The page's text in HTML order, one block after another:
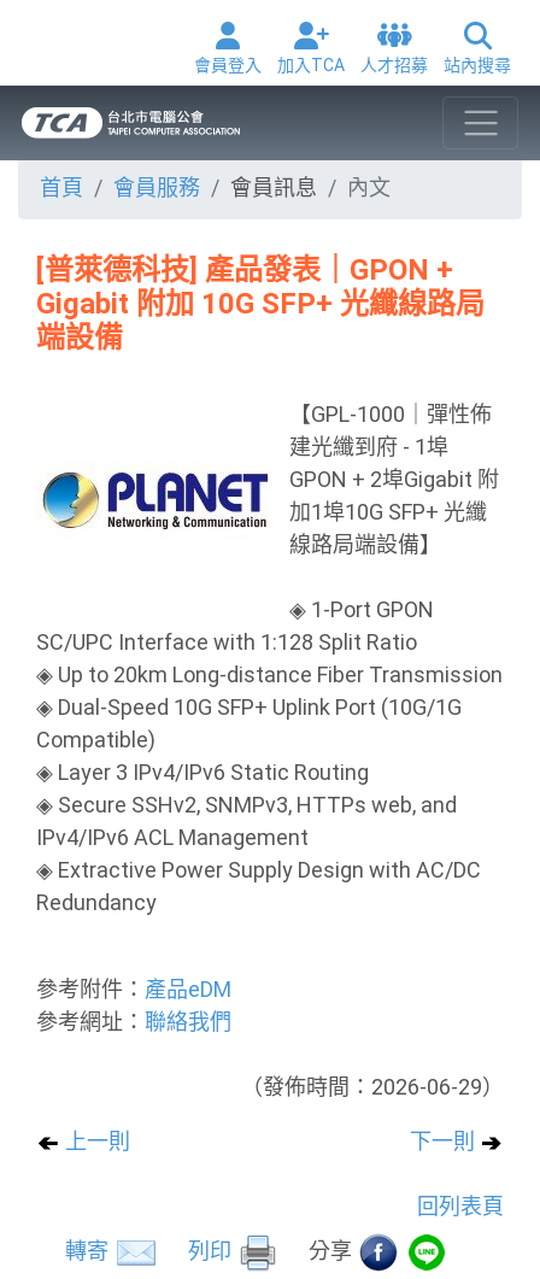
會員登入 加入TCA 人才招募 站內搜尋
首頁 會員服務 會員訊息 內文
[普萊德科技] 產品發表｜GPON +
Gigabit 附加 10G SFP+ 光纖線路局
端設備
【GPL-1000｜彈性佈
建光纖到府 - 1埠
GPON + 2埠Gigabit 附
加1埠10G SFP+ 光纖
線路局端設備】
◈ 1-Port GPON
SC/UPC Interface with 1:128 Split Ratio
◈ Up to 20km Long-distance Fiber Transmission
◈ Dual-Speed 10G SFP+ Uplink Port (10G/1G
Compatible)
◈ Layer 3 IPv4/IPv6 Static Routing
◈ Secure SSHv2, SNMPv3, HTTPs web, and
IPv4/IPv6 ACL Management
◈ Extractive Power Supply Design with AC/DC
Redundancy
參考附件： 產品eDM
參考網址： 聯絡我們
（發佈時間：2026-06-29）
上一則 下一則
回列表頁
轉寄
列印 分享